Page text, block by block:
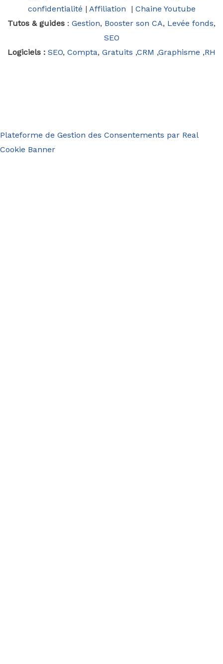
confidentialité | Affiliation | Chaine Youtube
Tutos & guides : Gestion, Booster son CA, Levée fonds,
SEO
Logiciels : SEO, Compta, Gratuits ,CRM ,Graphisme ,RH
Plateforme de Gestion des Consentements par Real
Cookie Banner